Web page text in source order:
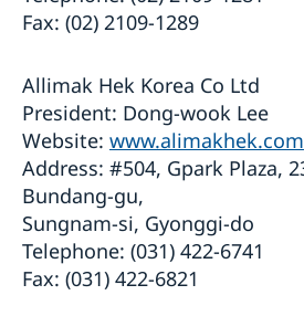
Om olyckan är framme – vad kan
Assistance
Kriminalitet och personlig
Fax: (02) 2109-1289
Allimak Hek Korea Co Ltd
President: Dong-wook Lee
Website: www.alimakhek.com
Address: #504, Gpark Plaza,
Bundang-gu,
Sungnam-si, Gyonggi-do
Telephone: (031) 422-6741
Fax: (031) 422-6821